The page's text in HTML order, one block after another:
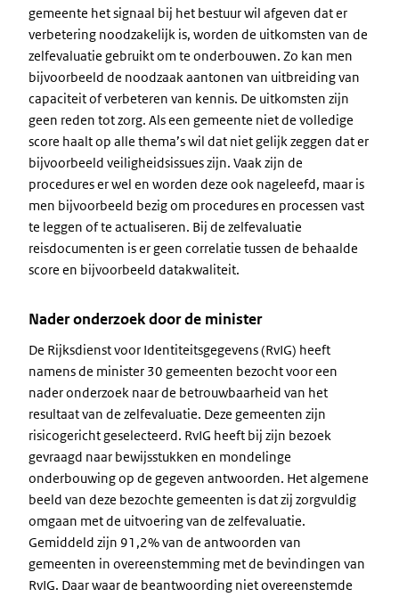
gemeente het signaal bij het bestuur wil afgeven dat er
verbetering noodzakelijk is, worden de uitkomsten van de
zelfevaluatie gebruikt om te onderbouwen. Zo kan men
bijvoorbeeld de noodzaak aantonen van uitbreiding van
capaciteit of verbeteren van kennis. De uitkomsten zijn
geen reden tot zorg. Als een gemeente niet de volledige
score haalt op alle thema’s wil dat niet gelijk zeggen dat er
bijvoorbeeld veiligheidsissues zijn. Vaak zijn de
procedures er wel en worden deze ook nageleefd, maar is
men bijvoorbeeld bezig om procedures en processen vast
te leggen of te actualiseren. Bij de zelfevaluatie
reisdocumenten is er geen correlatie tussen de behaalde
score en bijvoorbeeld datakwaliteit.
Nader onderzoek door de minister
De Rijksdienst voor Identiteitsgegevens (RvIG) heeft
namens de minister 30 gemeenten bezocht voor een
nader onderzoek naar de betrouwbaarheid van het
resultaat van de zelfevaluatie. Deze gemeenten zijn
risicogericht geselecteerd. RvIG heeft bij zijn bezoek
gevraagd naar bewijsstukken en mondelinge
onderbouwing op de gegeven antwoorden. Het algemene
beeld van deze bezochte gemeenten is dat zij zorgvuldig
omgaan met de uitvoering van de zelfevaluatie.
Gemiddeld zijn 91,2% van de antwoorden van
gemeenten in overeenstemming met de bevindingen van
RvIG. Daar waar de beantwoording niet overeenstemde